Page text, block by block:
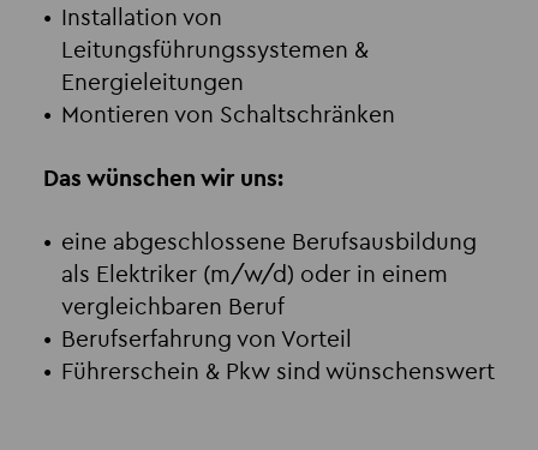
Installation von
Leitungsführungssystemen &
Energieleitungen
Montieren von Schaltschränken
Das wünschen wir uns:
eine abgeschlossene Berufsausbildung
als Elektriker (m/w/d) oder in einem
vergleichbaren Beruf
Berufserfahrung von Vorteil
Führerschein & Pkw sind wünschenswert